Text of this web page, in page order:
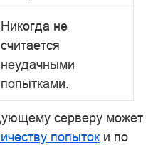
Никогда не
считается
неудачными
попытками.
серверу может
попыток и по